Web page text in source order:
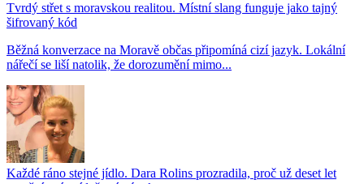
Tvrdý střet s moravskou realitou. Místní slang funguje jako tajný
šifrovaný kód
Běžná konverzace na Moravě občas připomíná cizí jazyk. Lokální
nářečí se liší natolik, že dorozumění mimo...
Každé ráno stejné jídlo. Dara Rolins prozradila, proč už deset let